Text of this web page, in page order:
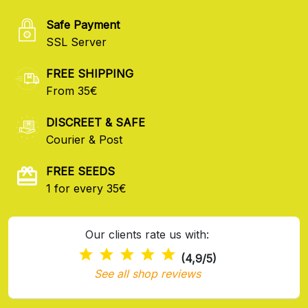
Safe Payment
SSL Server
FREE SHIPPING
From 35€
DISCREET & SAFE
Courier & Post
FREE SEEDS
1 for every 35€
Our clients rate us with:
(4,9/5)
See all shop reviews